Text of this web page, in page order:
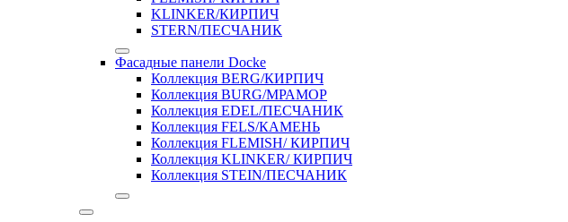
KLINKER/КИРПИЧ
STERN/ПЕСЧАНИК
Фасадные панели Docke
Коллекция BERG/КИРПИЧ
Коллекция BURG/МРАМОР
Коллекция EDEL/ПЕСЧАНИК
Коллекция FELS/КАМЕНЬ
Коллекция FLEMISH/ КИРПИЧ
Коллекция KLINKER/ КИРПИЧ
Коллекция STEIN/ПЕСЧАНИК